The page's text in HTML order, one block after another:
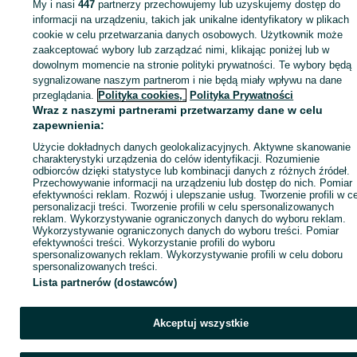
KATEGORIA
ID:895790449 Wyświetlenia:
Zadzwoń / SMS
My i nasi447 partnerzy przechowujemy lub uzyskujemy dostęp do
informacji na urządzeniu, takich jak unikalne identyfikatory w plikach
cookie w celu przetwarzania danych osobowych. Użytkownik może
zaakceptować wybory lub zarządzać nimi, klikając poniżej lub w
dowolnym momencie na stronie polityki prywatności. Te wybory będą
sygnalizowane naszym partnerom i nie będą miały wpływu na dane
przeglądania. Polityka cookies, Polityka Prywatności
Wraz z naszymi partnerami przetwarzamy dane w celu
zapewnienia:
Użycie dokładnych danych geolokalizacyjnych. Aktywne skanowanie
charakterystyki urządzenia do celów identyfikacji. Rozumienie
odbiorców dzięki statystyce lub kombinacji danych z różnych źródeł.
Przechowywanie informacji na urządzeniu lub dostęp do nich. Pomiar
efektywności reklam. Rozwój i ulepszanie usług. Tworzenie profili w
personalizacji treści. Tworzenie profili w celu spersonalizowanych
reklam. Wykorzystywanie ograniczonych danych do wyboru reklam.
Wykorzystywanie ograniczonych danych do wyboru treści. Pomiar
efektywności treści. Wykorzystanie profili do wyboru
spersonalizowanych reklam. Wykorzystywanie profili w celu doboru
spersonalizowanych treści.
Lista partnerów (dostawców)
Akceptuj wszystkie